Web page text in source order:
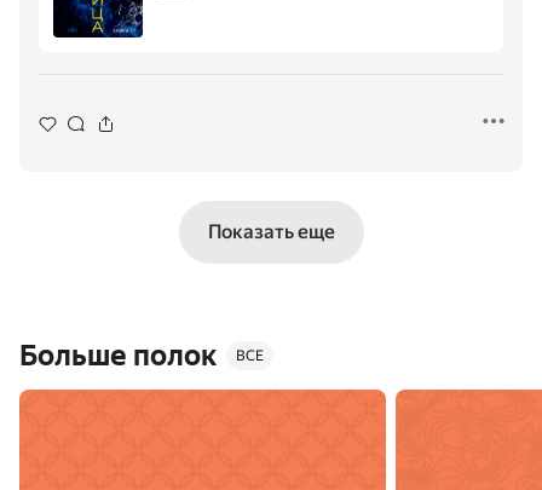
Показать еще
Больше полок ВСЕ